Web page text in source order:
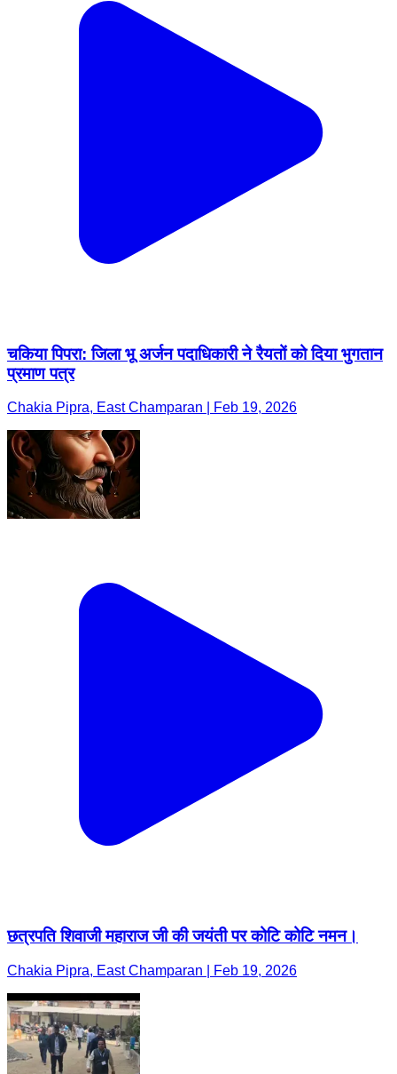
चकिया पिपरा: जिला भू अर्जन पदाधिकारी ने रैयतों को दिया भुगतान
प्रमाण पत्र
Chakia Pipra, East Champaran | Feb 19, 2026
छत्रपति शिवाजी महाराज जी की जयंती पर कोटि कोटि नमन।
Chakia Pipra, East Champaran | Feb 19, 2026